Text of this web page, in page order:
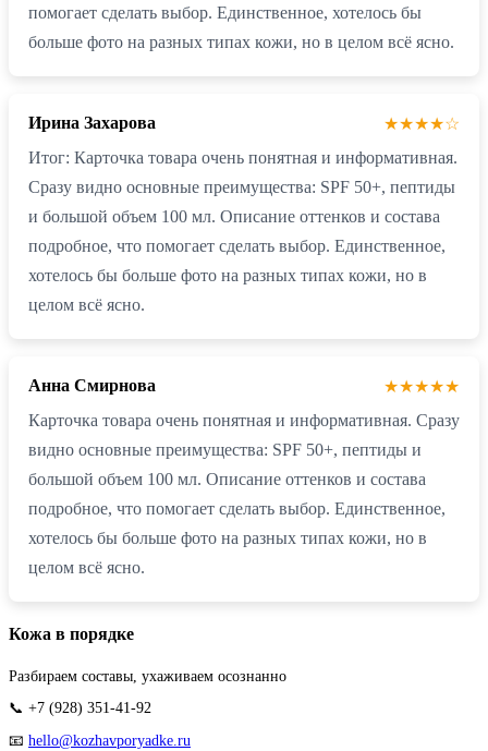
помогает сделать выбор. Единственное, хотелось бы
больше фото на разных типах кожи, но в целом всё ясно.
Ирина Захарова
★★★★☆
Итог: Карточка товара очень понятная и информативная.
Сразу видно основные преимущества: SPF 50+, пептиды
и большой объем 100 мл. Описание оттенков и состава
подробное, что помогает сделать выбор. Единственное,
хотелось бы больше фото на разных типах кожи, но в
целом всё ясно.
Анна Смирнова
★★★★★
Карточка товара очень понятная и информативная. Сразу
видно основные преимущества: SPF 50+, пептиды и
большой объем 100 мл. Описание оттенков и состава
подробное, что помогает сделать выбор. Единственное,
хотелось бы больше фото на разных типах кожи, но в
целом всё ясно.
Кожа в порядке
Разбираем составы, ухаживаем осознанно
📞 +7 (928) 351-41-92
📧 hello@kozhavporyadke.ru